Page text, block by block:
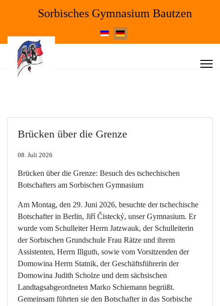
Sorbisches Gymnasium Bautzen
Sprache auswählen
Brücken über die Grenze
08. Juli 2026
Brücken über die Grenze: Besuch des tschechischen
Botschafters am Sorbischen Gymnasium
Am Montag, den 29. Juni 2026, besuchte der tschechische
Botschafter in Berlin, Jiří Čistecký, unser Gymnasium. Er
wurde vom Schulleiter Herrn Jatzwauk, der Schulleiterin
der Sorbischen Grundschule Frau Rätze und ihrem
Assistenten, Herrn Illguth, sowie vom Vorsitzenden der
Domowina Herrn Statnik, der Geschäftsführerin der
Domowina Judith Scholze und dem sächsischen
Landtagsabgeordneten Marko Schiemann begrüßt.
Gemeinsam führten sie den Botschafter in das Sorbische